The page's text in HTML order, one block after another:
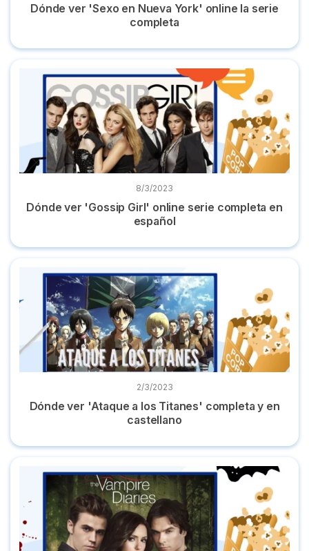
Dónde ver 'Sexo en Nueva York' online la serie
completa
Dónde ver 'Gossip Girl' online serie completa en español
8/3/2023
Dónde ver 'Gossip Girl' online serie completa en
español
Dónde ver 'Ataque a los Titanes' completa y en castellano
2/3/2023
Dónde ver 'Ataque a los Titanes' completa y en
castellano
Dónde ver 'Crónicas vampíricas' completa y en castellano